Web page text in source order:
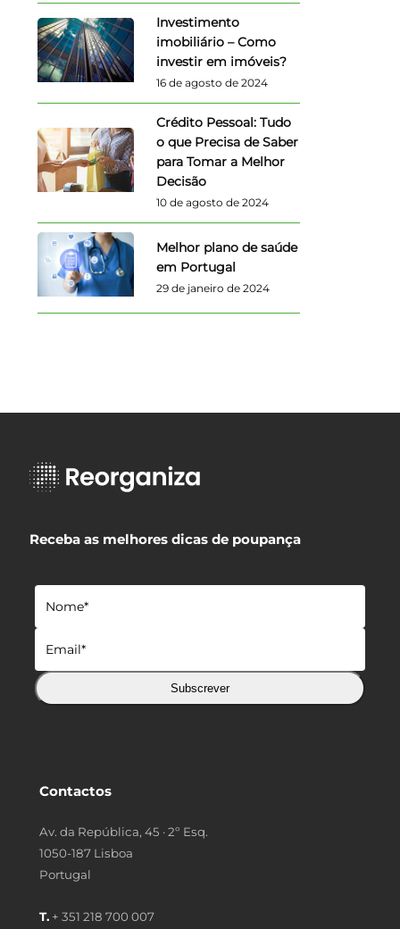
Investimento
imobiliário – Como
investir em imóveis?
16 de agosto de 2024
Crédito Pessoal: Tudo
o que Precisa de Saber
para Tomar a Melhor
Decisão
10 de agosto de 2024
Melhor plano de saúde
em Portugal
29 de janeiro de 2024
Receba as melhores dicas de poupança
Subscrever
Contactos
Av. da República, 45 · 2º Esq.
1050-187 Lisboa
Portugal
T. + 351 218 700 007